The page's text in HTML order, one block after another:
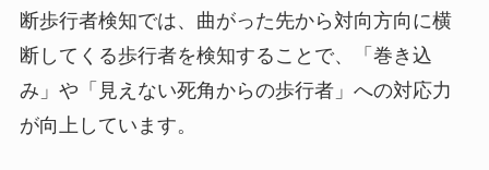
断歩行者検知では、曲がった先から対向方向に横
断してくる歩行者を検知することで、「巻き込
み」や「見えない死角からの歩行者」への対応力
が向上しています。